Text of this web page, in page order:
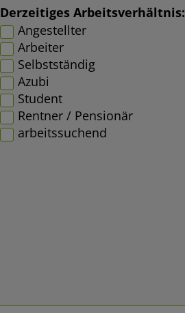
Derzeitiges Arbeitsverhältnis:
Angestellter
Arbeiter
Selbstständig
Azubi
Student
Rentner / Pensionär
arbeitssuchend